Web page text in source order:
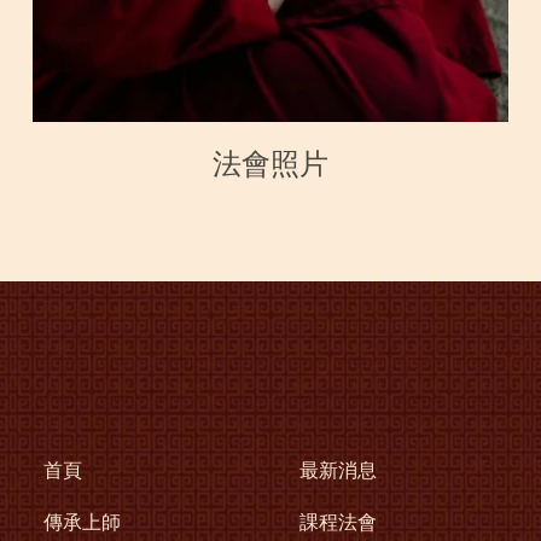
法會照片
首頁
最新消息
傳承上師
課程法會